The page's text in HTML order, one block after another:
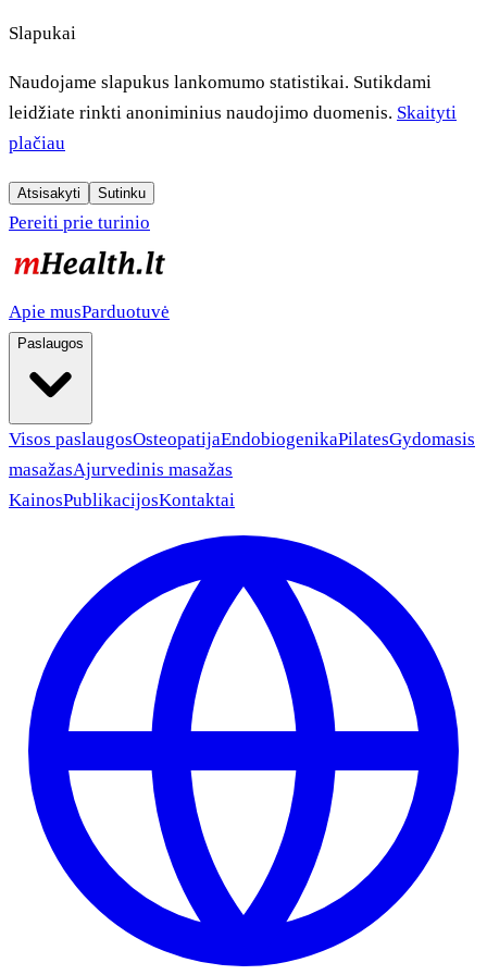
Slapukai
Naudojame slapukus lankomumo statistikai. Sutikdami
leidžiate rinkti anoniminius naudojimo duomenis. Skaityti
plačiau
Atsisakyti Sutinku
Pereiti prie turinio
Apie musParduotuvė
Paslaugos
Visos paslaugosOsteopatijaEndobiogenikaPilatesGydomasis
masažasAjurvedinis masažas
KainosPublikacijosKontaktai